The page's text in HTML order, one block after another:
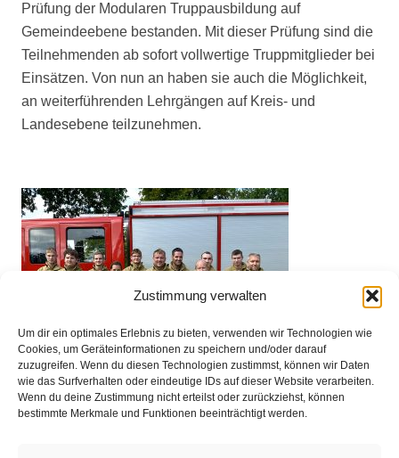
Zustimmung verwalten
Um dir ein optimales Erlebnis zu bieten, verwenden wir Technologien wie
Cookies, um Geräteinformationen zu speichern und/oder darauf
zuzugreifen. Wenn du diesen Technologien zustimmst, können wir Daten
wie das Surfverhalten oder eindeutige IDs auf dieser Website verarbeiten.
Wenn du deine Zustimmung nicht erteilst oder zurückziehst, können
bestimmte Merkmale und Funktionen beeinträchtigt werden.
Prüfung der Modularen Truppausbildung auf
Gemeindeebene bestanden. Mit dieser Prüfung sind die
Teilnehmenden ab sofort vollwertige Truppmitglieder bei
Einsätzen. Von nun an haben sie auch die Möglichkeit,
an weiterführenden Lehrgängen auf Kreis- und
Landesebene teilzunehmen.